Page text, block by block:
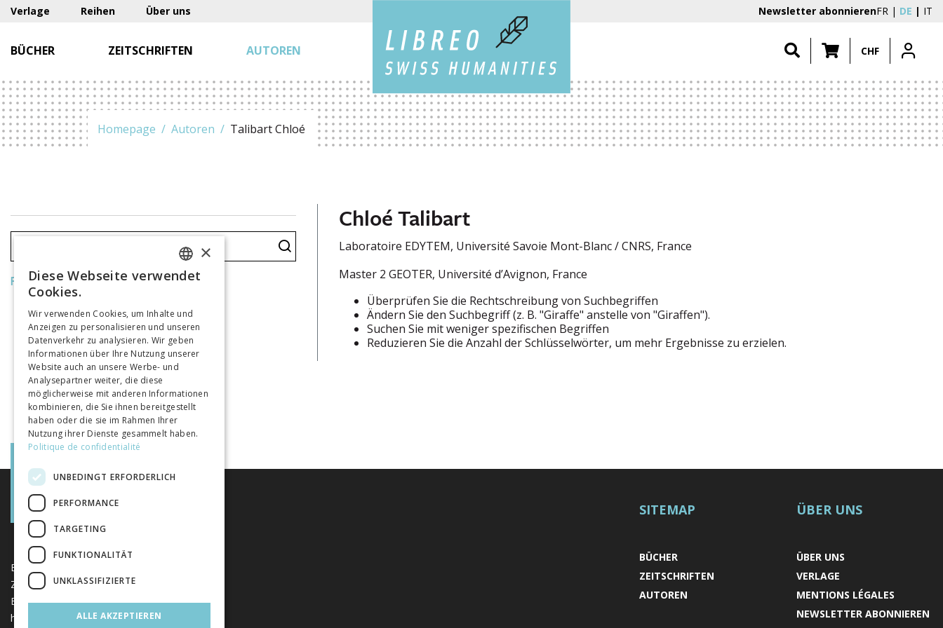
Verlage Reihen Über uns Newsletter abonnierenFR DE IT
BÜCHER ZEITSCHRIFTEN AUTOREN CHF
Homepage Autoren Talibart Chloé
Filter zurücksetzen
Chloé Talibart
Laboratoire EDYTEM, Université Savoie Mont-Blanc / CNRS, France
Master 2 GEOTER, Université d’Avignon, France
Überprüfen Sie die Rechtschreibung von Suchbegriffen
Ändern Sie den Suchbegriff (z. B. "Giraffe" anstelle von "Giraffen").
Suchen Sie mit weniger spezifischen Begriffen
Reduzieren Sie die Anzahl der Schlüsselwörter, um mehr Ergebnisse zu erzielen.
Eine einzigartige Plattform für Bücher und
Zeitschriften, die von Schweizer Verlagen im
Bereich der Geistes- und Sozialwissenschaften
herausgegeben werden.
SITEMAP
BÜCHER
ZEITSCHRIFTEN
AUTOREN
ÜBER UNS
ÜBER UNS
VERLAGE
MENTIONS LÉGALES
NEWSLETTER ABONNIEREN
FRENCH
ITALIAN
×
Diese Webseite verwendet
Cookies.
Wir verwenden Cookies, um Inhalte und
Anzeigen zu personalisieren und unseren
Datenverkehr zu analysieren. Wir geben
Informationen über Ihre Nutzung unserer
Website auch an unsere Werbe- und
Analysepartner weiter, die diese
möglicherweise mit anderen Informationen
kombinieren, die Sie ihnen bereitgestellt
haben oder die sie im Rahmen Ihrer
Nutzung ihrer Dienste gesammelt haben.
Politique de confidentialité
UNBEDINGT ERFORDERLICH
PERFORMANCE
TARGETING
FUNKTIONALITÄT
UNKLASSIFIZIERTE
ALLE AKZEPTIEREN